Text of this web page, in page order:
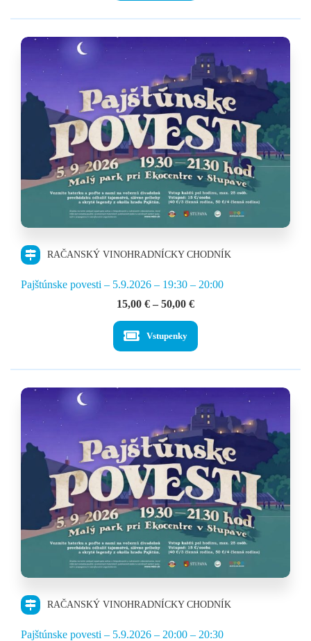
RAČANSKÝ VINOHRADNÍCKY CHODNÍK
Pajštúnske povesti – 5.9.2026 – 19:30 – 20:00
15,00 € – 50,00 €Price
15,00 €
50,00 €
Vstupenky
RAČANSKÝ VINOHRADNÍCKY CHODNÍK
Pajštúnske povesti – 5.9.2026 – 20:00 – 20:30